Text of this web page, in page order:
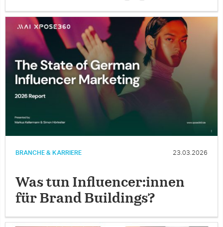
BRANCHE & KARRIERE 23.03.2026
Was tun Influencer:innen
für Brand Buildings?